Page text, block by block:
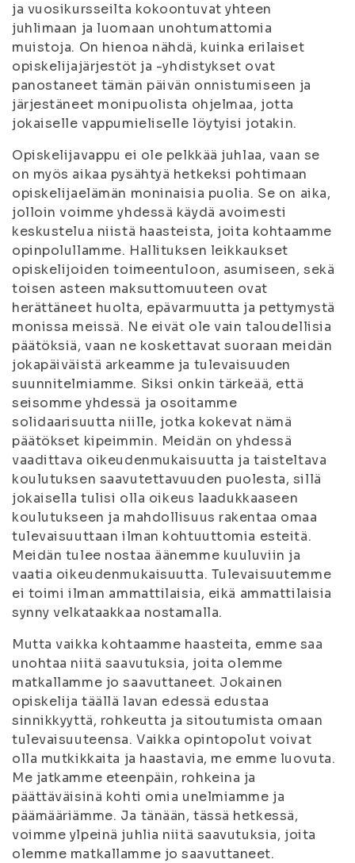
ja vuosikursseilta kokoontuvat yhteen
juhlimaan ja luomaan unohtumattomia
muistoja. On hienoa nähdä, kuinka erilaiset
opiskelijajärjestöt ja -yhdistykset ovat
panostaneet tämän päivän onnistumiseen ja
järjestäneet monipuolista ohjelmaa, jotta
jokaiselle vappumieliselle löytyisi jotakin.
Opiskelijavappu ei ole pelkkää juhlaa, vaan se
on myös aikaa pysähtyä hetkeksi pohtimaan
opiskelijaelämän moninaisia puolia. Se on aika,
jolloin voimme yhdessä käydä avoimesti
keskustelua niistä haasteista, joita kohtaamme
opinpolullamme. Hallituksen leikkaukset
opiskelijoiden toimeentuloon, asumiseen, sekä
toisen asteen maksuttomuuteen ovat
herättäneet huolta, epävarmuutta ja pettymystä
monissa meissä. Ne eivät ole vain taloudellisia
päätöksiä, vaan ne koskettavat suoraan meidän
jokapäiväistä arkeamme ja tulevaisuuden
suunnitelmiamme. Siksi onkin tärkeää, että
seisomme yhdessä ja osoitamme
solidaarisuutta niille, jotka kokevat nämä
päätökset kipeimmin. Meidän on yhdessä
vaadittava oikeudenmukaisuutta ja taisteltava
koulutuksen saavutettavuuden puolesta, sillä
jokaisella tulisi olla oikeus laadukkaaseen
koulutukseen ja mahdollisuus rakentaa omaa
tulevaisuuttaan ilman kohtuuttomia esteitä.
Meidän tulee nostaa äänemme kuuluviin ja
vaatia oikeudenmukaisuutta. Tulevaisuutemme
ei toimi ilman ammattilaisia, eikä ammattilaisia
synny velkataakkaa nostamalla.
Mutta vaikka kohtaamme haasteita, emme saa
unohtaa niitä saavutuksia, joita olemme
matkallamme jo saavuttaneet. Jokainen
opiskelija täällä lavan edessä edustaa
sinnikkyyttä, rohkeutta ja sitoutumista omaan
tulevaisuuteensa. Vaikka opintopolut voivat
olla mutkikkaita ja haastavia, me emme luovuta.
Me jatkamme eteenpäin, rohkeina ja
päättäväisinä kohti omia unelmiamme ja
päämääriämme. Ja tänään, tässä hetkessä,
voimme ylpeinä juhlia niitä saavutuksia, joita
olemme matkallamme jo saavuttaneet.